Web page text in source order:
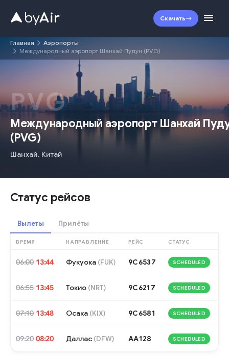
Скачать
Главная
Аэропорты
Международный аэропорт Шанхай Пудун (PVG)
PVG
Международный аэропорт Шанхай
(PVG)
Шанхай, Китай
Статус рейсов
Вылеты Прилёты
ВРЕМЯ НАПРАВЛЕНИЕ РЕЙС СТАТУС
06:00 13:44 Фукуока (FUK) 9C6537 SCHEDULED
06:55 13:45 Токио (NRT) 9C6217 SCHEDULED
07:10 13:48 Осака (KIX) 9C6581 SCHEDULED
09:20 08:20 Даллас (DFW) AA128 SCHEDULED